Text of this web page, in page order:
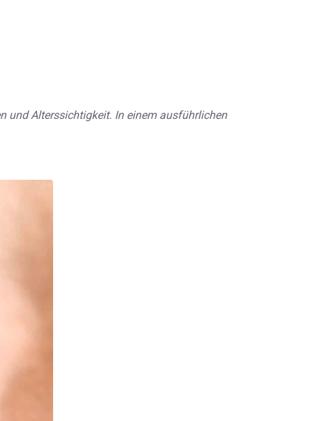
und Alterssichtigkeit. In einem ausführlichen